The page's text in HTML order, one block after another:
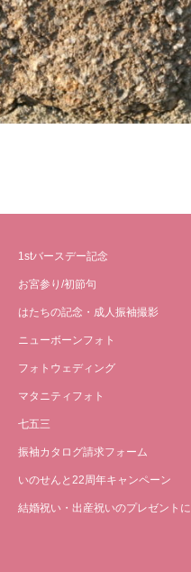
1stバースデー記念
お宮参り/初節句
はたちの記念・成人振袖撮影
ニューボーンフォト
フォトウェディング
マタニティフォト
七五三
振袖カタログ請求フォーム
いのせんと22周年キャンペーン
結婚祝い・出産祝いのプレゼントに